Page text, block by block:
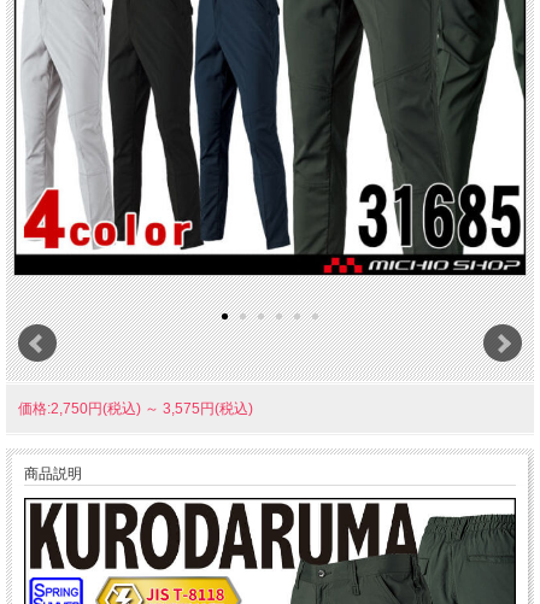
価格:2,750円(税込) ～ 3,575円(税込)
商品説明